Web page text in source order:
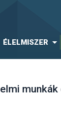
ÉLELMISZER